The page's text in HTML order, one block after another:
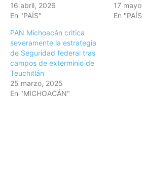
16 abril, 2026
En "PAÍS"
17
En
PAN Michoacán critica
severamente la estrategia
de Seguridad federal tras
campos de exterminio de
Teuchitlán
25 marzo, 2025
En "MICHOACÁN"